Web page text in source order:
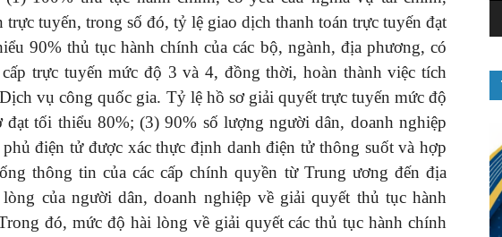
trực tuyến, trong số đó, tỷ lệ giao dịch thanh toán trực tuyến đạt
90% thủ tục hành chính của các bộ, ngành, địa phương, có
trực tuyến mức độ 3 và 4, đồng thời, hoàn thành việc tích
vụ công quốc gia. Tỷ lệ hồ sơ giải quyết trực tuyến mức độ
đạt tối thiểu 80%; (3) 90% số lượng người dân, doanh nghiệp
điện tử được xác thực định danh điện tử thông suốt và hợp
thông tin của các cấp chính quyền từ Trung ương đến địa
của người dân, doanh nghiệp về giải quyết thủ tục hành
đó, mức độ hài lòng về giải quyết các thủ tục hành chính